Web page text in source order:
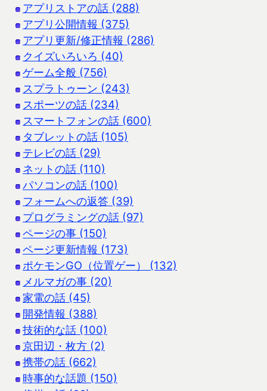
アプリストアの話 (288)
アプリ公開情報 (375)
アプリ更新/修正情報 (286)
クイズいろいろ (40)
ゲーム全般 (756)
スプラトゥーン (243)
スポーツの話 (234)
スマートフォンの話 (600)
タブレットの話 (105)
テレビの話 (29)
ネットの話 (110)
パソコンの話 (100)
フォームへの返答 (39)
プログラミングの話 (97)
ページの事 (150)
ページ更新情報 (173)
ポケモンGO（位置ゲー） (132)
メルマガの事 (20)
家電の話 (45)
開発情報 (388)
技術的な話 (100)
京田辺・枚方 (2)
携帯の話 (662)
時事的な話題 (150)